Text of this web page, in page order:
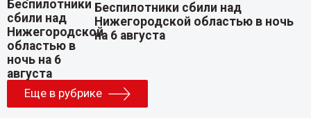
Беспилотники сбили над
Нижегородской областью в ночь
на 6 августа
Еще в рубрике